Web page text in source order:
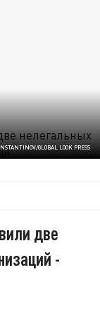
GLOBAL LOOK PRESS
две
-